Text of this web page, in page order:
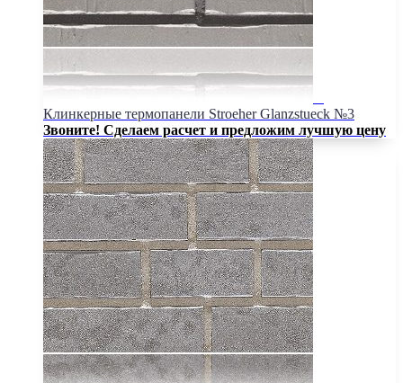
Клинкерные термопанели Stroeher Glanzstueck №3
Звоните! Сделаем расчет и предложим лучшую цену